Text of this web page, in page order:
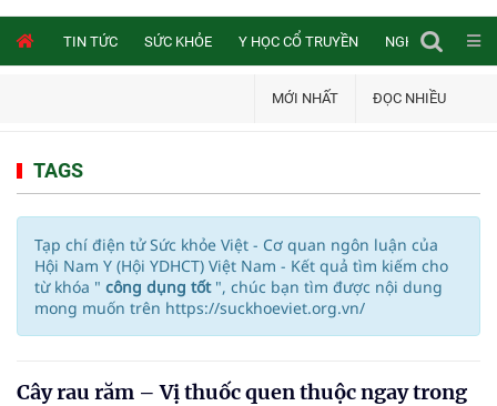
TIN TỨC SỨC KHỎE Y HỌC CỔ TRUYỀN NGHIÊN CỨU
MỚI NHẤT ĐỌC NHIỀU
TAGS
Tạp chí điện tử Sức khỏe Việt - Cơ quan ngôn luận của
Hội Nam Y (Hội YDHCT) Việt Nam - Kết quả tìm kiếm cho
từ khóa " công dụng tốt ", chúc bạn tìm được nội dung
mong muốn trên https://suckhoeviet.org.vn/
Cây rau răm – Vị thuốc quen thuộc ngay trong